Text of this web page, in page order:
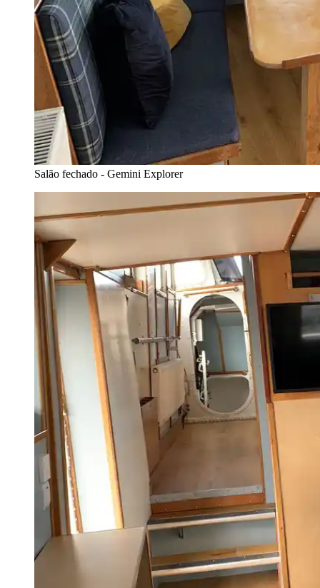
Salão fechado - Gemini Explorer